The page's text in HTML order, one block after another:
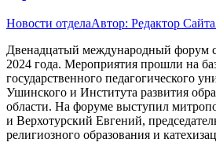
Новости отделаАвтор: Редактор Сайта
Двенадцатый международный форум
2024 года. Мероприятия прошли на
государственного педагогического
Ушинского и Института развития
области. На форуме выступил
и Верхотурский Евгений,
религиозного образования и